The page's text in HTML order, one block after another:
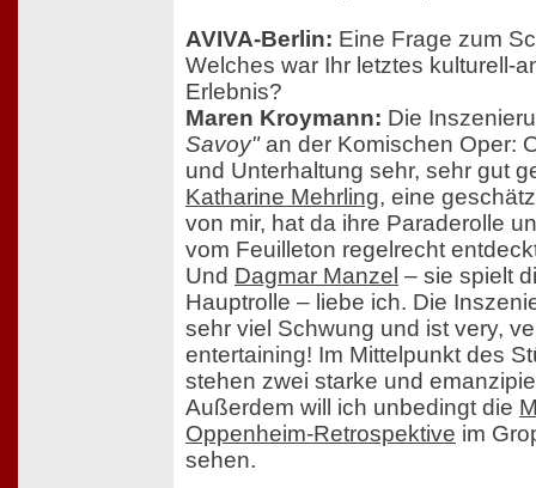
AVIVA-Berlin: Eine Frage zum
Welches war Ihr letztes kulturell-
Erlebnis?
Maren Kroymann: Die
Savoy"an der Komischen Oper:
und Unterhaltung sehr, sehr gut
Katharine Mehrling, eine
von mir, hat da ihre Paraderolle
vom Feuilleton regelrecht
Und Dagmar Manzel – sie spielt
Hauptrolle – liebe ich. Die
sehr viel Schwung und ist very,
entertaining! Im Mittelpunkt des
stehen zwei starke und
Außerdem will ich unbedingt die
Oppenheim-Retrospektive im
sehen.